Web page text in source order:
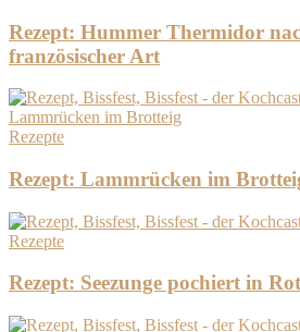
Rezept: Hummer Thermidor
französischer Art
Rezepte
Rezept: Lammrücken im
Rezepte
Rezept: Seezunge pochiert in